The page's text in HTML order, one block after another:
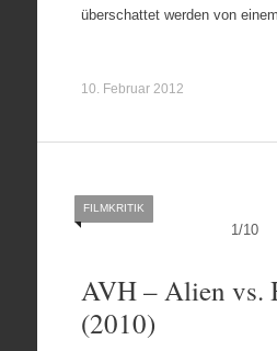
überschattet werden von
10. Februar 2012
1/10
FILMKRITIK
AVH – Alien vs.
(2010)